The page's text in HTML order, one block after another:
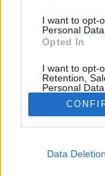
I want to opt-
Personal
Opted In
I want to opt-
Retention,
Personal
Purposes for
Opted Out
I want to
Data Deletion